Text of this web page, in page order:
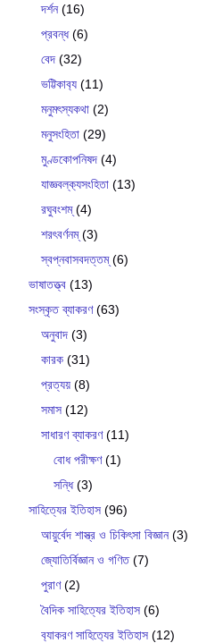
দর্শন(16)
প্রবন্ধ(6)
বেদ (32)
ভট্টিকাব‍্য (11)
মনুমৎস্যকথা (2)
মনুসংহিতা (29)
মুণ্ডকোপনিষদ (4)
যাজ্ঞবল্ক‍্যসংহিতা (13)
রঘুবংশম্(4)
শরৎবর্ণনম্(3)
স্বপ্নবাসবদত্তম্(6)
ভাষাতত্ত্ব (13)
সংস্কৃত ব্যাকরণ(63)
অনুবাদ (3)
কারক (31)
প্রত্যয় (8)
সমাস (12)
সাধারণ ব্যাকরণ(11)
বোধ পরীক্ষণ(1)
সন্ধি(3)
সাহিত্যের ইতিহাস (96)
আয়ুর্বেদ শাস্ত্র ও চিকিৎসা বিজ্ঞান(3)
জ্যোতির্বিজ্ঞান ও গণিত(7)
পুরাণ(2)
বৈদিক সাহিত্যের ইতিহাস (6)
ব‍্যাকরণ সাহিত‍্যের ইতিহাস (12)